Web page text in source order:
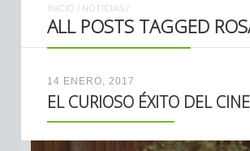
INICIO / NOTICIAS /
ALL POSTS TAGGED
14 ENERO, 2017
EL CURIOSO ÉXITO DEL